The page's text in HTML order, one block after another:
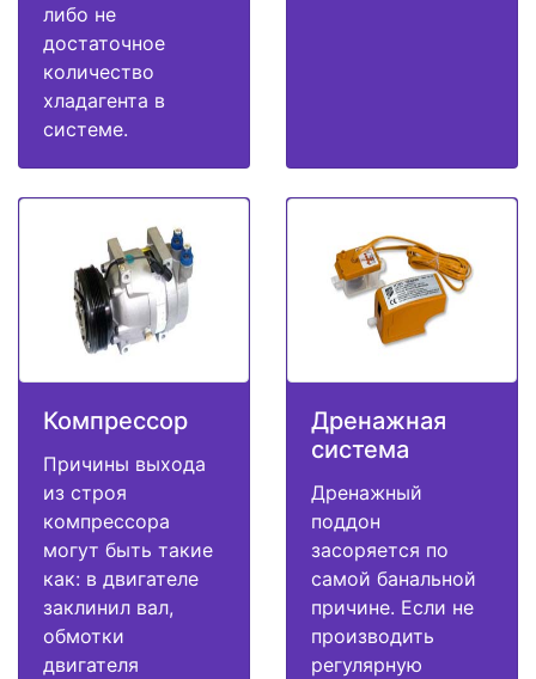
либо не
достаточное
количество
хладагента в
системе.
Компрессор
Причины выхода
из строя
компрессора
могут быть такие
как: в двигателе
заклинил вал,
обмотки
двигателя
Дренажная
система
Дренажный
поддон
засоряется по
самой банальной
причине. Если не
производить
регулярную